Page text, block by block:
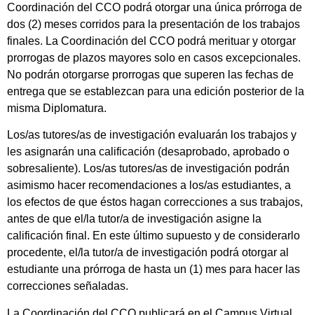
Coordinación del CCO podrá otorgar una única prórroga de
dos (2) meses corridos para la presentación de los trabajos
finales. La Coordinación del CCO podrá merituar y otorgar
prorrogas de plazos mayores solo en casos excepcionales.
No podrán otorgarse prorrogas que superen las fechas de
entrega que se establezcan para una edición posterior de la
misma Diplomatura.
Los/as tutores/as de investigación evaluarán los trabajos y
les asignarán una calificación (desaprobado, aprobado o
sobresaliente). Los/as tutores/as de investigación podrán
asimismo hacer recomendaciones a los/as estudiantes, a
los efectos de que éstos hagan correcciones a sus trabajos,
antes de que el/la tutor/a de investigación asigne la
calificación final. En este último supuesto y de considerarlo
procedente, el/la tutor/a de investigación podrá otorgar al
estudiante una prórroga de hasta un (1) mes para hacer las
correcciones señaladas.